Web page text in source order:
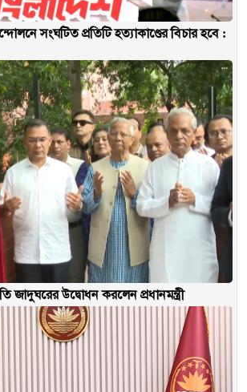
সংঘটিত প্রতিটি হত্যাকাণ্ডের বিচার হবে :
জাদুঘরের উদ্বোধন করলেন প্রধানমন্ত্রী